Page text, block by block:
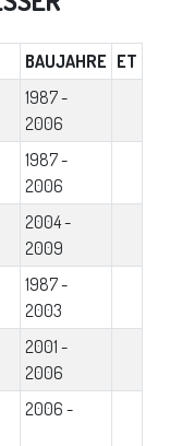
BAUJAHRE ET
1987 -
2006
1987 -
2006
2004 -
2009
1987 -
2003
2001 -
2006
2006 -